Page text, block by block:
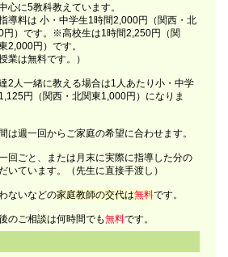
心に5教科教えています。
導料は 小・中学生1時間2,000円（関西・北
円）です。※高校生は1時間2,250円（関
2,000円）です。
業は無料です。）
2人一緒に教える場合は1人あたり小・中学
円（関西・北関東1,000円）になりま
は週一回からご家庭の希望に合わせます。
回ごと、または月末に実際に指導した分の
いています。（先生に直接手渡し）
ないなどの家庭教師の交代は無料です。
のご相談は何時間でも無料です。